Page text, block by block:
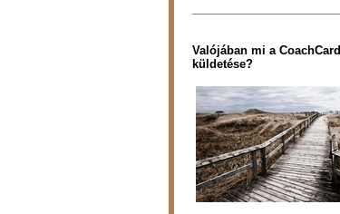
Valójában mi a CoachCard
küldetése?